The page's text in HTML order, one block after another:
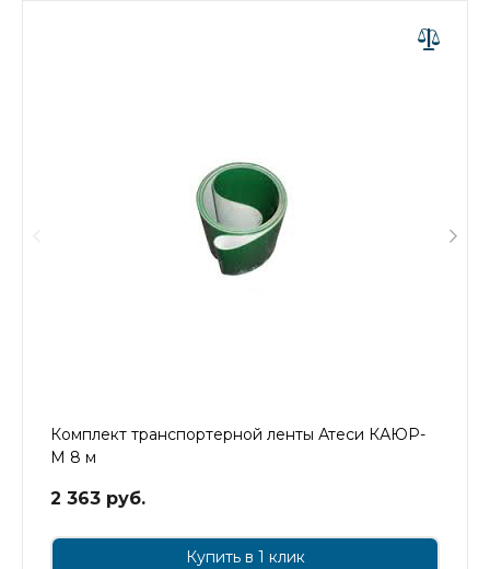
Комплект транспортерной ленты Атеси КАЮР-
М 8 м
2 363 руб.
Купить в 1 клик